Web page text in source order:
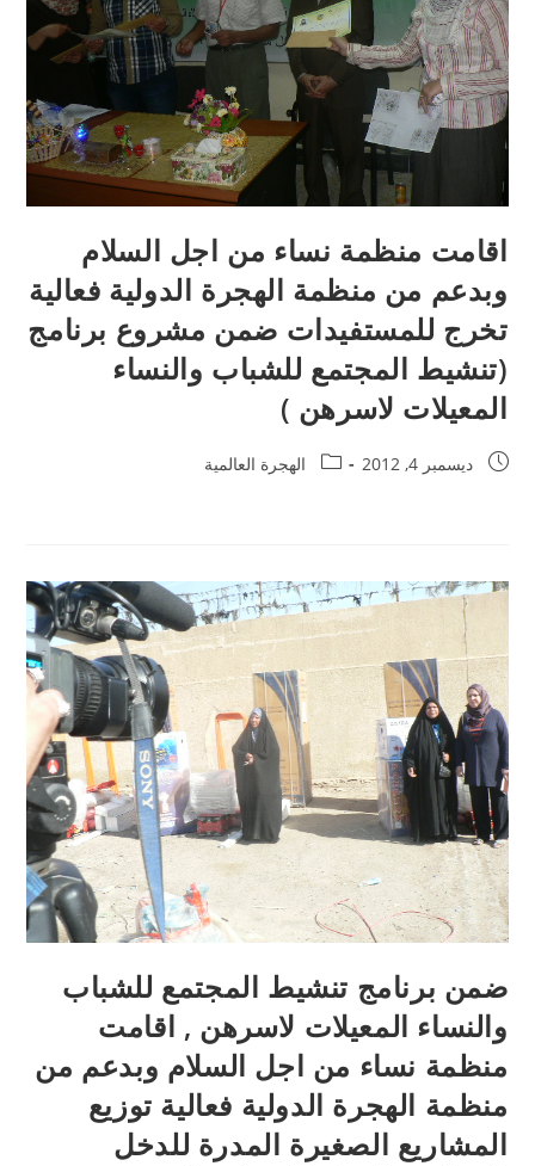
اقامت منظمة نساء من اجل السلام
وبدعم من منظمة الهجرة الدولية فعالية
تخرج للمستفيدات ضمن مشروع برنامج
(تنشيط المجتمع للشباب والنساء
المعيلات لاسرهن )
ديسمبر 4, 2012 الهجرة العالمية
ضمن برنامج تنشيط المجتمع للشباب
والنساء المعيلات لاسرهن , اقامت
منظمة نساء من اجل السلام وبدعم من
منظمة الهجرة الدولية فعالية توزيع
المشاريع الصغيرة المدرة للدخل